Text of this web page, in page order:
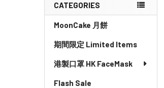
Sidebar
CATEGORIES
MoonCake 月餅
期間限定 Limited Items
港製口罩 HK FaceMask
Flash Sale